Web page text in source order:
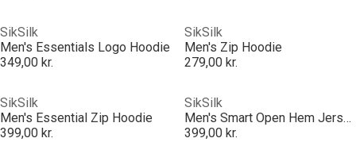
SikSilk
Men's Essentials Logo Hoodie
349,00 kr.
SikSilk
Men's Zip Hoodie
279,00 kr.
SikSilk
Men's Essential Zip Hoodie
399,00 kr.
SikSilk
Men's Smart Open Hem Jersey Joggers
399,00 kr.